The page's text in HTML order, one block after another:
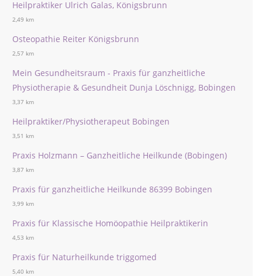
Heilpraktiker Ulrich Galas, Königsbrunn
2,49 km
Osteopathie Reiter Königsbrunn
2,57 km
Mein Gesundheitsraum - Praxis für ganzheitliche
Physiotherapie & Gesundheit Dunja Löschnigg, Bobingen
3,37 km
Heilpraktiker/Physiotherapeut Bobingen
3,51 km
Praxis Holzmann – Ganzheitliche Heilkunde (Bobingen)
3,87 km
Praxis für ganzheitliche Heilkunde 86399 Bobingen
3,99 km
Praxis für Klassische Homöopathie Heilpraktikerin
4,53 km
Praxis für Naturheilkunde triggomed
5,40 km